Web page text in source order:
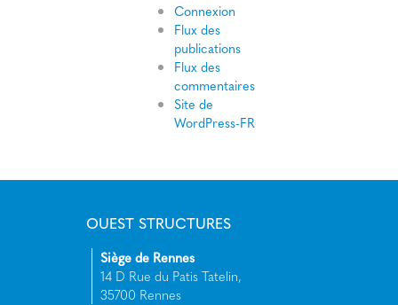
Connexion
Flux des
publications
Flux des
commentaires
Site de
WordPress-FR
OUEST STRUCTURES
Siège de Rennes
14 D Rue du Patis Tatelin,
35700 Rennes